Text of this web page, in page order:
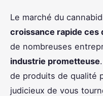
Le marché du
croissance rapide ces
de nombreuses
industrie prometteuse.
de produits de qualité
judicieux de vous